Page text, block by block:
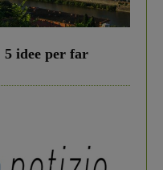
idee per far